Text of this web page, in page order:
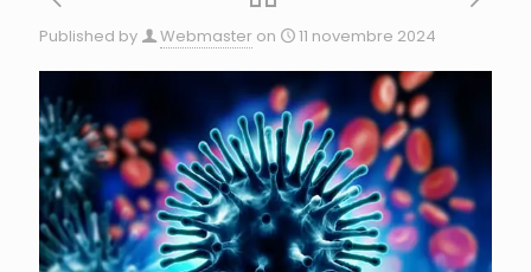
Published by Webmaster on 11 novembre 2024